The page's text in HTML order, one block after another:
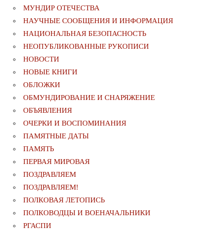
МУНДИР ОТЕЧЕСТВА
НАУЧНЫЕ СООБЩЕНИЯ И ИНФОРМАЦИЯ
НАЦИОНАЛЬНАЯ БЕЗОПАСНОСТЬ
НЕОПУБЛИКОВАННЫЕ РУКОПИСИ
НОВОСТИ
НОВЫЕ КНИГИ
ОБЛОЖКИ
ОБМУНДИРОВАНИЕ И СНАРЯЖЕНИЕ
ОБЪЯВЛЕНИЯ
ОЧЕРКИ И ВОСПОМИНАНИЯ
ПАМЯТНЫЕ ДАТЫ
ПАМЯТЬ
ПЕРВАЯ МИРОВАЯ
ПОЗДРАВЛЯЕМ
ПОЗДРАВЛЯЕМ!
ПОЛКОВАЯ ЛЕТОПИСЬ
ПОЛКОВОДЦЫ И ВОЕНАЧАЛЬНИКИ
РГАСПИ